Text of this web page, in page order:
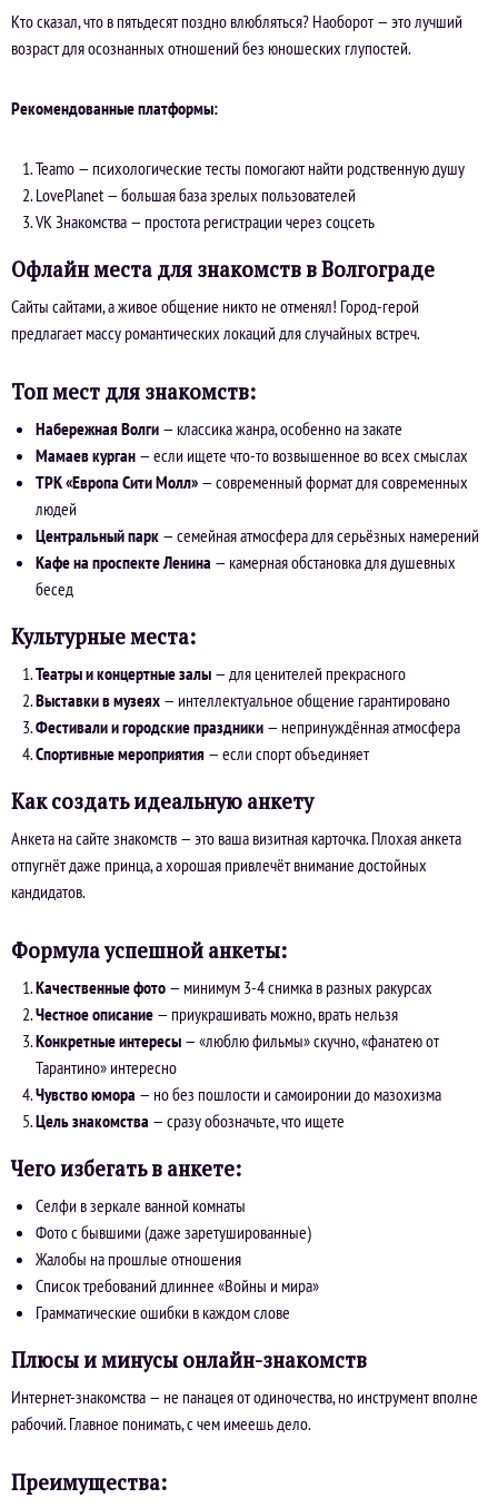
Кто сказал, что в пятьдесят поздно влюбляться? Наоборот — это лучший
возраст для осознанных отношений без юношеских глупостей.
Рекомендованные платформы:
Teamo — психологические тесты помогают найти родственную душу
LovePlanet — большая база зрелых пользователей
VK Знакомства — простота регистрации через соцсеть
Офлайн места для знакомств в Волгограде
Сайты сайтами, а живое общение никто не отменял! Город-герой
предлагает массу романтических локаций для случайных встреч.
Топ мест для знакомств:
Набережная Волги — классика жанра, особенно на закате
Мамаев курган — если ищете что-то возвышенное во всех смыслах
ТРК «Европа Сити Молл» — современный формат для современных
людей
Центральный парк — семейная атмосфера для серьёзных намерений
Кафе на проспекте Ленина — камерная обстановка для душевных
бесед
Культурные места:
Театры и концертные залы — для ценителей прекрасного
Выставки в музеях — интеллектуальное общение гарантировано
Фестивали и городские праздники — непринуждённая атмосфера
Спортивные мероприятия — если спорт объединяет
Как создать идеальную анкету
Анкета на сайте знакомств — это ваша визитная карточка. Плохая анкета
отпугнёт даже принца, а хорошая привлечёт внимание достойных
кандидатов.
Формула успешной анкеты:
Качественные фото — минимум 3-4 снимка в разных ракурсах
Честное описание — приукрашивать можно, врать нельзя
Конкретные интересы — «люблю фильмы» скучно, «фанатею от
Тарантино» интересно
Чувство юмора — но без пошлости и самоиронии до мазохизма
Цель знакомства — сразу обозначьте, что ищете
Чего избегать в анкете:
Селфи в зеркале ванной комнаты
Фото с бывшими (даже заретушированные)
Жалобы на прошлые отношения
Список требований длиннее «Войны и мира»
Грамматические ошибки в каждом слове
Плюсы и минусы онлайн-знакомств
Интернет-знакомства — не панацея от одиночества, но инструмент вполне
рабочий. Главное понимать, с чем имеешь дело.
Преимущества: